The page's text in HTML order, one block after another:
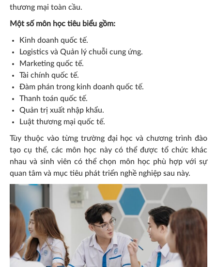
thương mại toàn cầu.
Một số môn học tiêu biểu gồm:
Kinh doanh quốc tế.
Logistics và Quản lý chuỗi cung ứng.
Marketing quốc tế.
Tài chính quốc tế.
Đàm phán trong kinh doanh quốc tế.
Thanh toán quốc tế.
Quản trị xuất nhập khẩu.
Luật thương mại quốc tế.
Tùy thuộc vào từng trường đại học và chương trình đào
tạo cụ thể, các môn học này có thể được tổ chức khác
nhau và sinh viên có thể chọn môn học phù hợp với sự
quan tâm và mục tiêu phát triển nghề nghiệp sau này.